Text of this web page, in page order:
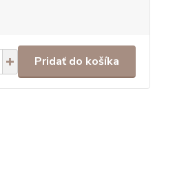
Pridať do košíka